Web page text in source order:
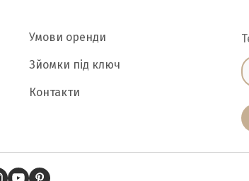
Умови оренди
Зйомки під ключ
Контакти